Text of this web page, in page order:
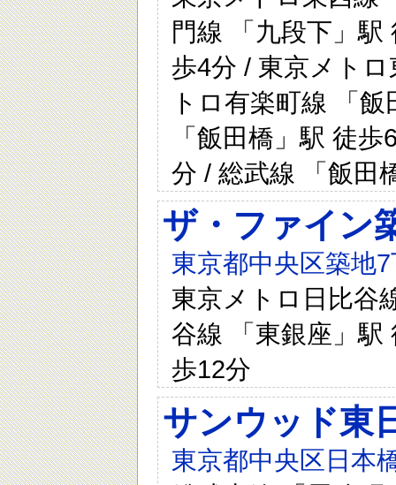
門線 「九段下」駅
歩4分 / 東京メト
トロ有楽町線 「
「飯田橋」駅 徒
分 / 総武線 「飯田
ザ・ファイン
東京都中央区築地
東京メトロ日比谷
谷線 「東銀座」駅
歩12分
サンウッド東
東京都中央区日本